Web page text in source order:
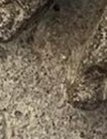
de week, de mensen en
het programma "de
over Italië met een
neem ik mensen zelf
naar plekken waar
centraal staat.
de Benelux Enterprise
Holiday Agent
Award(2023 en